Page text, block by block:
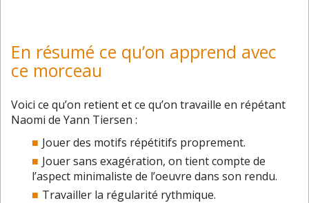
En résumé ce qu’on apprend avec
ce morceau
Voici ce qu’on retient et ce qu’on travaille en répétant
Naomi de Yann Tiersen :
Jouer des motifs répétitifs proprement.
Jouer sans exagération, on tient compte de
l’aspect minimaliste de l’oeuvre dans son rendu.
Travailler la régularité rythmique.